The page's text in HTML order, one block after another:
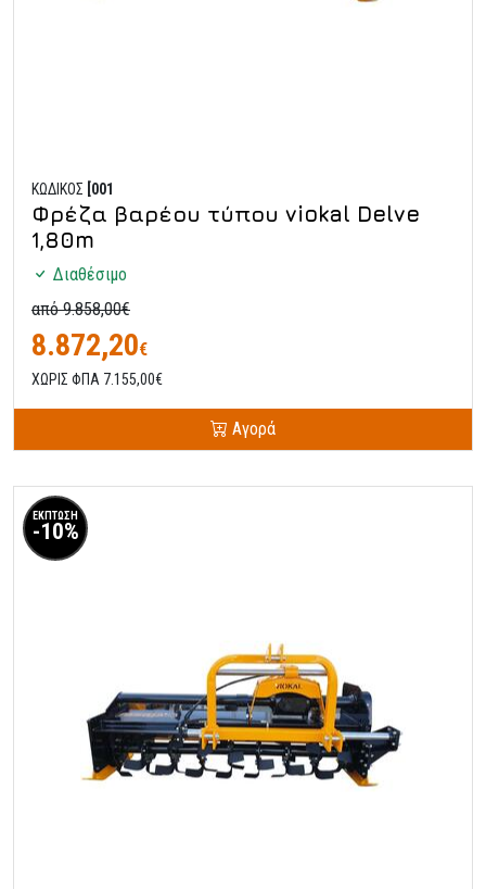
ΚΩΔΙΚΟΣ [001
Φρέζα βαρέου τύπου viokal Delve
1,80m
Διαθέσιμο
από 9.858,00€
8.872,20€
ΧΩΡΙΣ ΦΠΑ 7.155,00€
Αγορά
ΕΚΠΤΩΣΗ
-10%